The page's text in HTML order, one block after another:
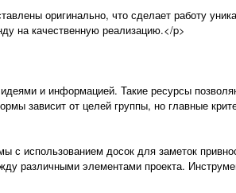
оригинально, что сделает работу
на качественную реализацию.</p>
и информацией. Такие ресурсы
зависит от целей группы, но главные
с использованием досок для заметок
различными элементами проекта.